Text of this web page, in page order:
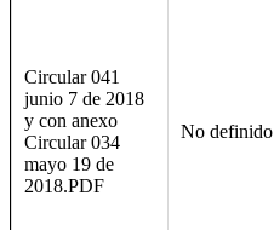
Circular 041
junio 7 de 2018
y con anexo
Circular 034
mayo 19 de
2018.PDF
No definido